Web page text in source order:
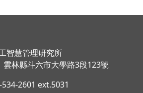
智慧管理研究所
縣斗六市大學路3段123號
2601 ext.5031